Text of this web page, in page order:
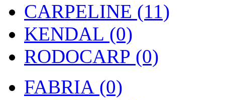
CARPELINE (11)
KENDAL (0)
RODOCARP (0)
FABRIA (0)